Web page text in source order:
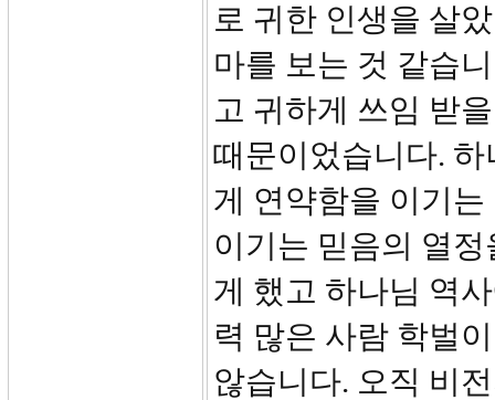
로 귀한 인생을 살
마를 보는 것 같습
고 귀하게 쓰임 받
때문이었습니다.
게 연약함을 이기
이기는 믿음의 열
게 했고 하나님 역
력 많은 사람 학벌
않습니다. 오직 비